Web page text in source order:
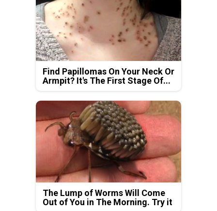
Find Papillomas On Your Neck Or
Armpit? It's The First Stage Of...
The Lump of Worms Will Come
Out of You in The Morning. Try it